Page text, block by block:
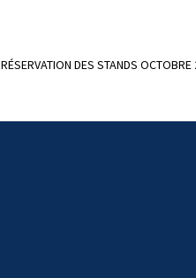
RÉSERVATION DES STANDS